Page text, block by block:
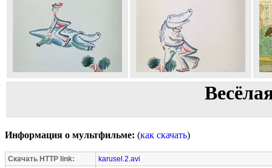
Информация о мультфильме: (как скачать)
Скачать HTTP link:
karusel.2.avi